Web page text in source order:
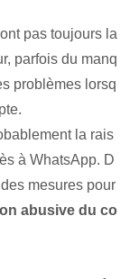
pas toujours la
parfois du manq
problèmes⁢ lorsq
la rais
à WhatsApp. D
mesures pour
abusive‌ du co